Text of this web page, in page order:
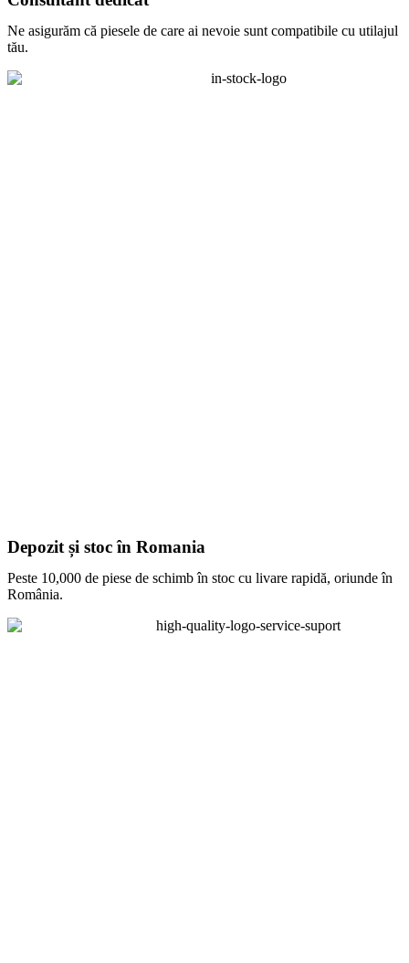
Ne asigurăm că piesele de care ai nevoie sunt compatibile cu utilajul
tău.
Depozit și stoc în Romania
Peste 10,000 de piese de schimb în stoc cu livare rapidă, oriunde în
România.